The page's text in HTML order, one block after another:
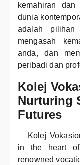
kemahiran
dunia
adalah
mengasah
anda, dan
peribadi dan
Kolej
Nurturing
Futures
Kolej
in the heart
renowned